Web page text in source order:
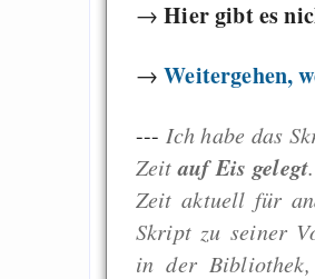
→Hier gibt es
→Weitergehen,
---Ich habe das
Zeitauf Eis gelegt
Zeit aktuell für
Skript zu seiner
in der